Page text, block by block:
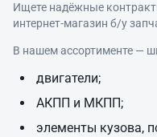
Ищете надёжные
интернет‑магазин б/у
В нашем ассортименте —
двигатели;
АКПП и МКПП;
элементы кузова,